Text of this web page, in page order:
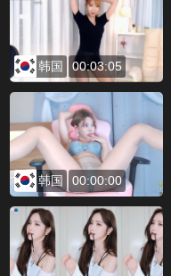
韩国 00:03:05
韩国 00:00:00